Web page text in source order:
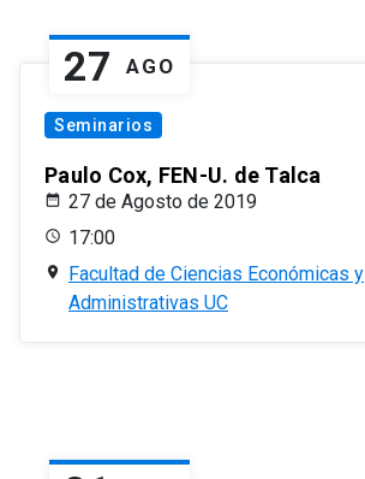
27 AGO
Seminarios
Paulo Cox, FEN-U. de Talca
27 de Agosto de 2019
17:00
Facultad de Ciencias Económicas y
Administrativas UC